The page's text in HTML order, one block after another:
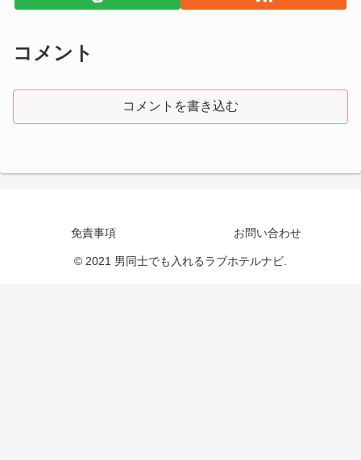
コメント
コメントを書き込む
免責事項 お問い合わせ
© 2021 男同士でも入れるラブホテルナビ.